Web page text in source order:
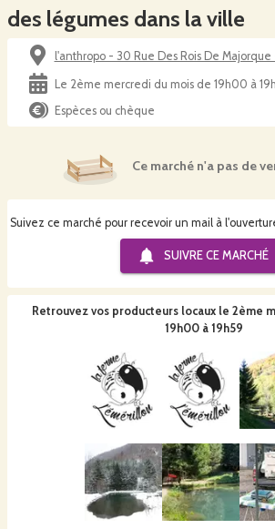
des légumes dans la ville
l'anthropo - 30 Rue Des Rois De
Le 2ème mercredi du mois de 19h00 à
Espèces ou chèque
Ce marché n'a pas de
Suivez ce marché pour recevoir un mail à
SUIVRE CE MARCHÉ
Retrouvez vos producteurs locaux le 2ème
19h00 à 19h59